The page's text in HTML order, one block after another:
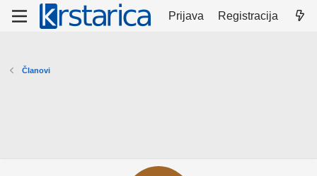
Prijava Registracija
Članovi